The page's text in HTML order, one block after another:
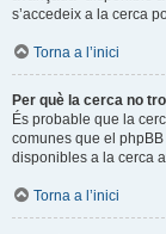
s’accedeix a la cerca
Torna a l’inici
Per què la cerca no
És probable que la
comunes que el
disponibles a la cerca
Torna a l’inici